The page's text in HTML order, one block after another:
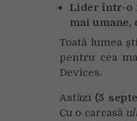
Lider într-o
mai umane,
Toată lumea
pentru cea
Devices.
Astăzi (5
Cu o carcasă